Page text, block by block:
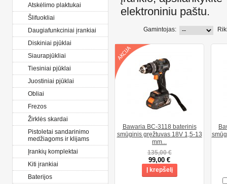
Atskėlimo plaktukai
Šlifuokliai
Daugiafunkciniai įrankiai
Diskiniai pjūklai
Siaurapjūkliai
Tiesiniai pjūklai
Juostiniai pjūklai
Obliai
Frezos
Žirklės skardai
Pistoletai sandarinimo
medžiagoms ir klijams
Įrankių komplektai
Kiti įrankiai
Baterijos
elektroniniu paštu.
Gamintojas:
Bawaria BC-3118 baterinis
smūginis gręžtuvas 18V 1,5-13
mm...
135,00 €
99,00 €
Į krepšelį